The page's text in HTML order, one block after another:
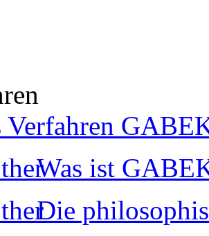
Verfahren
Was ist
Die